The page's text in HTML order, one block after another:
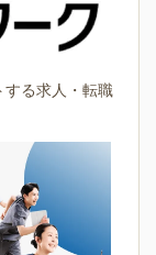
する求人・転職